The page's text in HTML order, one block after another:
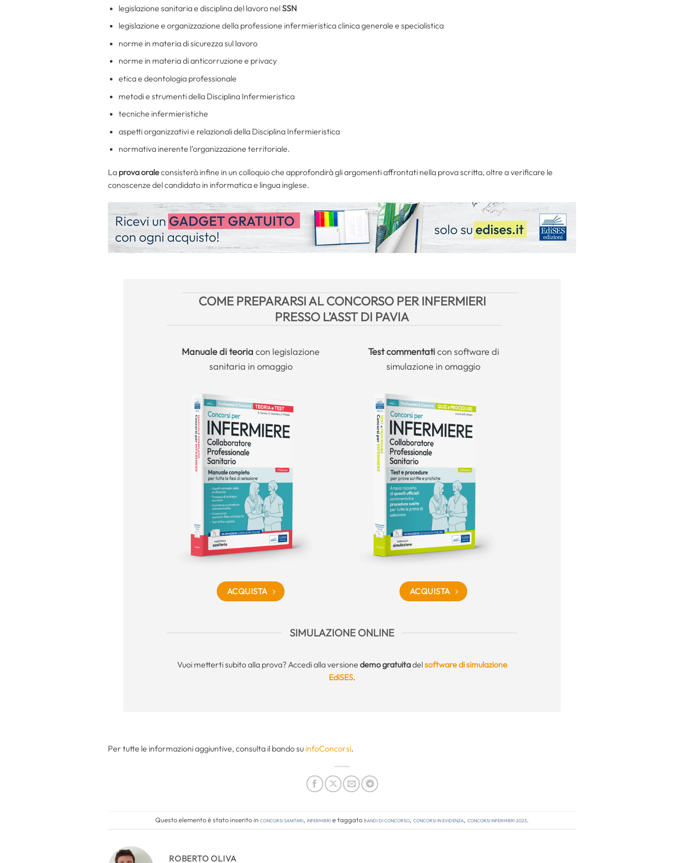
legislazione sanitaria e disciplina del lavoro nelSSN
legislazione e organizzazione della professione infermieristica clinica generale e specialistica
norme in materia di sicurezza sul lavoro
norme in materia di anticorruzione e privacy
etica e deontologia professionale
metodi e strumenti della Disciplina Infermieristica
tecniche infermieristiche
aspetti organizzativi e relazionali della Disciplina Infermieristica
normativa inerente l’organizzazione territoriale.
La prova oraleconsisterà infine in un colloquio che approfondirà gli argomenti affrontati nella prova scritta, oltre a verificare le
conoscenze del candidato in informatica e lingua inglese.
COME PREPARARSI AL CONCORSO PER INFERMIERI
PRESSO L’ASST DI PAVIA
Manualedi teoria con legislazione
sanitaria in omaggio
ACQUISTA
Test commentaticon software di
simulazione in omaggio
ACQUISTA
SIMULAZIONE ONLINE
Vuoi metterti subito alla prova? Accedi alla versione demo gratuitadelsoftware di simulazione
EdiSES.
Per tutte le informazioni aggiuntive, consulta il bando su infoConcorsi.
Questo elemento è stato inserito inConcorsi Sanitari, Infermierie taggatobandi di concorso, concorsi in evidenza, concorsi infermieri 2023.
ROBERTO OLIVA